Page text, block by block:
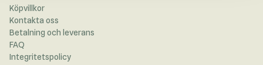
Köpvillkor
Kontakta oss
Betalning och leverans
FAQ
Integritetspolicy